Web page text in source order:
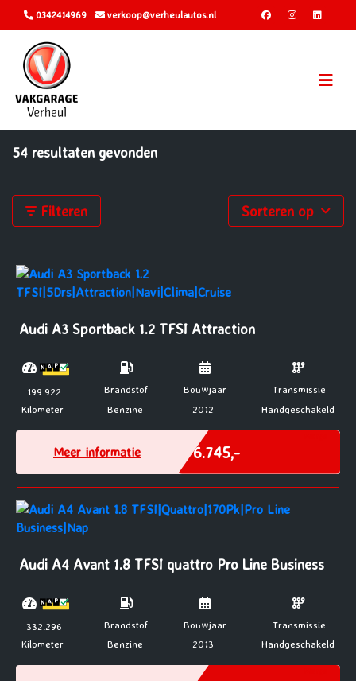
0342414969 verkoop@verheulautos.nl
54 resultaten gevonden
Filteren Sorteren op
Audi A3 Sportback 1.2 TFSI Attraction
199.922
Kilometer
Brandstof
Benzine
Bouwjaar
2012
Transmissie
Handgeschakeld
Meer informatie € 6.745,-
Audi A4 Avant 1.8 TFSI quattro Pro Line Business
332.296
Kilometer
Brandstof
Benzine
Bouwjaar
2013
Transmissie
Handgeschakeld